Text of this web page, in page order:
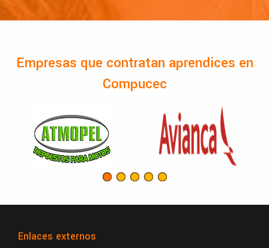
Empresas que contratan aprendices en
Compucec
Enlaces externos